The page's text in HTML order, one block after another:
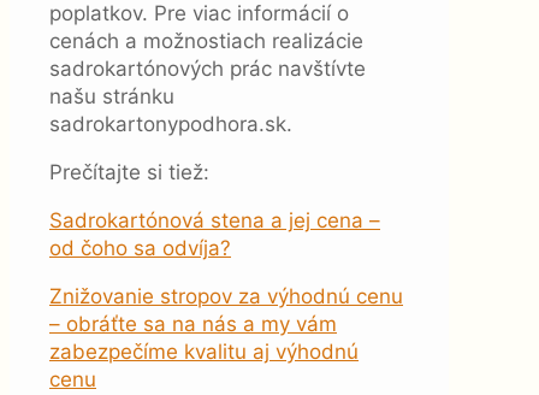
poplatkov. Pre viac informácií o
cenách a možnostiach realizácie
sadrokartónových prác navštívte
našu stránku
sadrokartonypodhora.sk.
Prečítajte si tiež:
Sadrokartónová stena a jej cena –
od čoho sa odvíja?
Znižovanie stropov za výhodnú cenu
– obráťte sa na nás a my vám
zabezpečíme kvalitu aj výhodnú
cenu